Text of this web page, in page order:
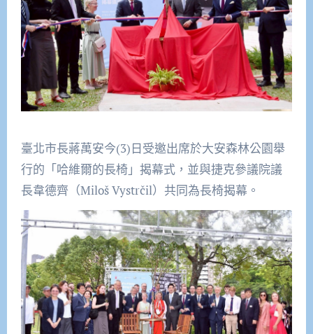
臺北市長蔣萬安今(3)日受邀出席於大安森林公園舉
行的「哈維爾的長椅」揭幕式，並與捷克參議院議
長韋德齊（Miloš Vystrčil）共同為長椅揭幕。